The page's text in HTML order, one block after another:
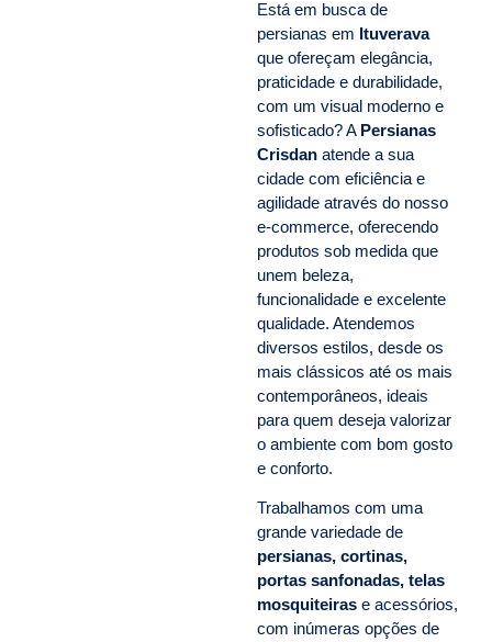
Está em busca de
persianas em Ituverava
que ofereçam elegância,
praticidade e durabilidade,
com um visual moderno e
sofisticado? A Persianas
Crisdan atende a sua
cidade com eficiência e
agilidade através do nosso
e-commerce, oferecendo
produtos sob medida que
unem beleza,
funcionalidade e excelente
qualidade. Atendemos
diversos estilos, desde os
mais clássicos até os mais
contemporâneos, ideais
para quem deseja valorizar
o ambiente com bom gosto
e conforto.
Trabalhamos com uma
grande variedade de
persianas, cortinas,
portas sanfonadas, telas
mosquiteiras e acessórios,
com inúmeras opções de